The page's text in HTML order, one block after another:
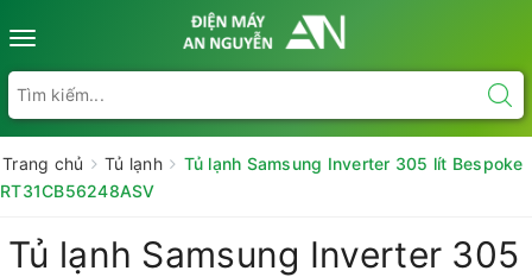
Toggle
Trang chủ Tủ lạnh
Tủ lạnh Samsung Inverter 305 lít Bespoke
RT31CB56248ASV
Tủ lạnh Samsung Inverter 305